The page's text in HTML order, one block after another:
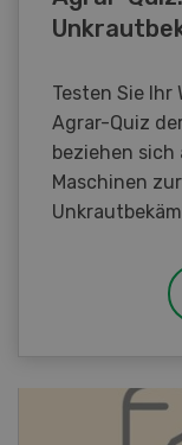
Testen Sie Ihr
Agrar-Quiz
beziehen
Maschinen